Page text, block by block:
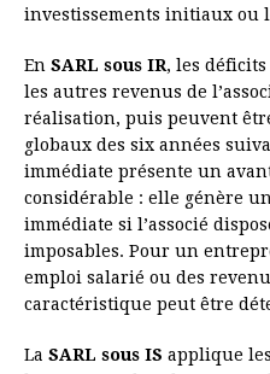
investissements initiaux ou
En SARL sous IR, les
les autres revenus de
réalisation, puis peuvent
globaux des six années
immédiate présente un
considérable : elle génère
immédiate si l’associé
imposables. Pour un
emploi salarié ou des
caractéristique peut être
La SARL sous IS applique